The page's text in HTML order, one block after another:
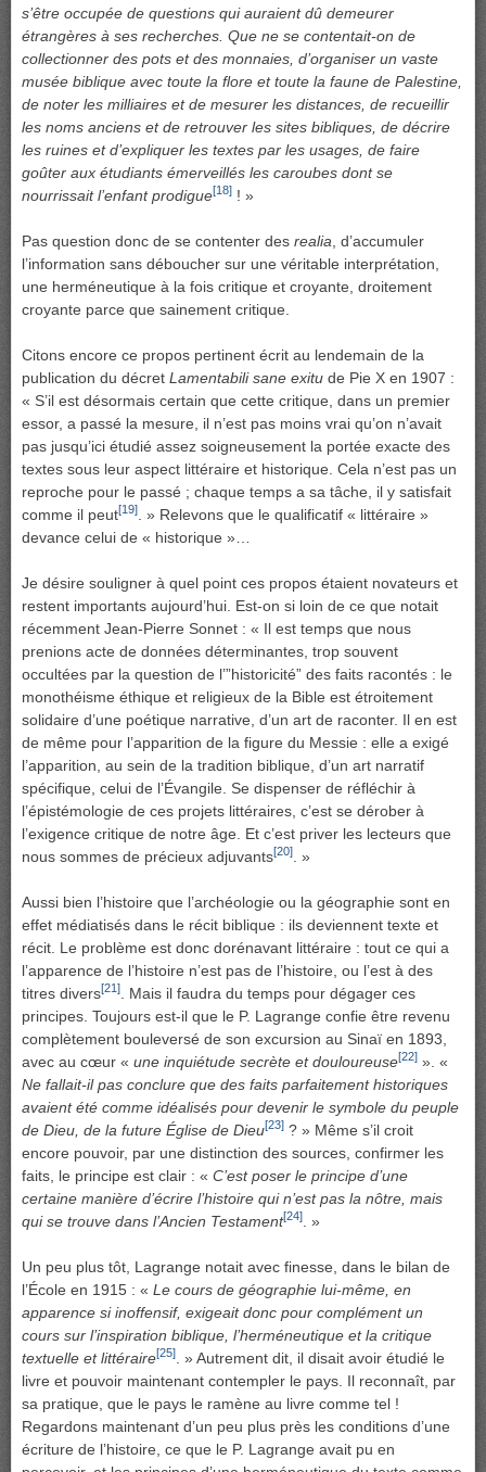
s’être occupée de questions qui auraient dû demeurer
étrangères à ses recherches. Que ne se contentait-on de
collectionner des pots et des monnaies, d’organiser un vaste
musée biblique avec toute la flore et toute la faune de Palestine,
de noter les milliaires et de mesurer les distances, de recueillir
les noms anciens et de retrouver les sites bibliques, de décrire
les ruines et d’expliquer les textes par les usages, de faire
goûter aux étudiants émerveillés les caroubes dont se
nourrissait l’enfant prodigue[18] ! »
Pas question donc de se contenter des realia , d’accumuler
l’information sans déboucher sur une véritable interprétation,
une herméneutique à la fois critique et croyante, droitement
croyante parce que sainement critique.
Citons encore ce propos pertinent écrit au lendemain de la
publication du décret Lamentabili sane exitu de Pie X en 1907 :
« S’il est désormais certain que cette critique, dans un premier
essor, a passé la mesure, il n’est pas moins vrai qu’on n’avait
pas jusqu’ici étudié assez soigneusement la portée exacte des
textes sous leur aspect littéraire et historique. Cela n’est pas un
reproche pour le passé ; chaque temps a sa tâche, il y satisfait
comme il peut[19]
. » Relevons que le qualificatif « littéraire »
devance celui de « historique »…
Je désire souligner à quel point ces propos étaient novateurs et
restent importants aujourd’hui. Est-on si loin de ce que notait
récemment Jean-Pierre Sonnet : « Il est temps que nous
prenions acte de données déterminantes, trop souvent
occultées par la question de l’”historicité” des faits racontés : le
monothéisme éthique et religieux de la Bible est étroitement
solidaire d’une poétique narrative, d’un art de raconter. Il en est
de même pour l’apparition de la figure du Messie : elle a exigé
l’apparition, au sein de la tradition biblique, d’un art narratif
spécifique, celui de l’Évangile. Se dispenser de réfléchir à
l’épistémologie de ces projets littéraires, c’est se dérober à
l’exigence critique de notre âge. Et c’est priver les lecteurs que
nous sommes de précieux adjuvants[20] . »
Aussi bien l’histoire que l’archéologie ou la géographie sont en
effet médiatisés dans le récit biblique : ils deviennent texte et
récit. Le problème est donc dorénavant littéraire : tout ce qui a
l’apparence de l’histoire n’est pas de l’histoire, ou l’est à des
titres divers[21]
. Mais il faudra du temps pour dégager ces
principes. Toujours est-il que le P. Lagrange confie être revenu
complètement bouleversé de son excursion au Sinaï en 1893,
avec au cœur « une inquiétude secrète et douloureuse[22] ». «
Ne fallait-il pas conclure que des faits parfaitement historiques
avaient été comme idéalisés pour devenir le symbole du peuple
de Dieu, de la future Église de Dieu[23] ? » Même s’il croit
encore pouvoir, par une distinction des sources, confirmer les
faits, le principe est clair : « C’est poser le principe d’une
certaine manière d’écrire l’histoire qui n’est pas la nôtre, mais
qui se trouve dans l’Ancien Testament[24] . »
Un peu plus tôt, Lagrange notait avec finesse, dans le bilan de
l’École en 1915 : « Le cours de géographie lui-même, en
apparence si inoffensif, exigeait donc pour complément un
cours sur l’inspiration biblique, l’herméneutique et la critique
textuelle et littéraire[25]
. » Autrement dit, il disait avoir étudié le
livre et pouvoir maintenant contempler le pays. Il reconnaît, par
sa pratique, que le pays le ramène au livre comme tel !
Regardons maintenant d’un peu plus près les conditions d’une
écriture de l’histoire, ce que le P. Lagrange avait pu en